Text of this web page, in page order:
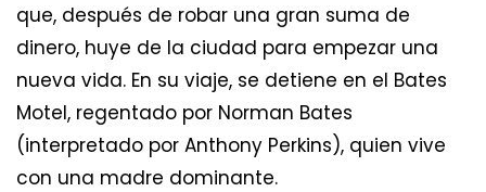
que, después de robar una gran suma de
dinero, huye de la ciudad para empezar una
nueva vida. En su viaje, se detiene en el Bates
Motel, regentado por Norman Bates
(interpretado por Anthony Perkins), quien vive
con una madre dominante.